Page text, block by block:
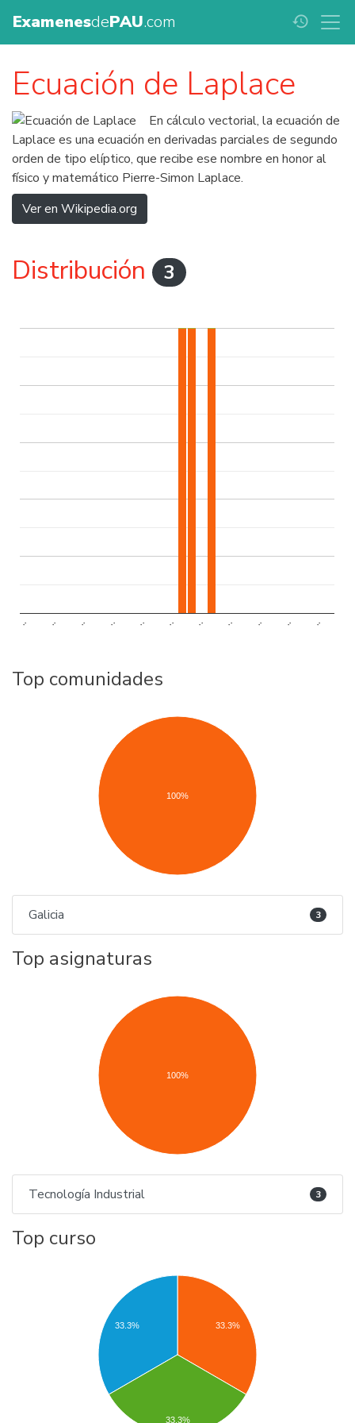
ExamenesdePAU.com history
Ecuación de Laplace
En cálculo vectorial, la ecuación de
Laplace es una ecuación en derivadas parciales de segundo
orden de tipo elíptico, que recibe ese nombre en honor al
físico y matemático Pierre-Simon Laplace.
Ver en Wikipedia.org
Distribución 3
.. .. .. .. .. .. .. .. .. .. ..
Top comunidades
100%
Galicia 3
Top asignaturas
100%
Tecnología Industrial 3
Top curso
33.3%
33.3%
33.3%